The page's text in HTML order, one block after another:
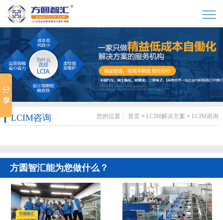
LCIM咨询 您的位置： 首页 >LCIM解决方案 >LCIM咨询
方圆智汇能为您做什么？